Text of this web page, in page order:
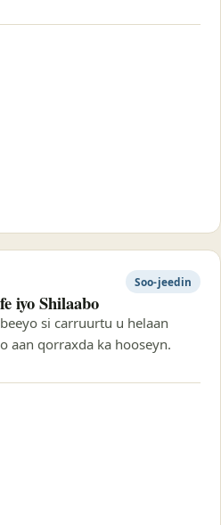
Soo-jeedin
iyo Shilaabo
si carruurtu u helaan
aan qorraxda ka hooseyn.